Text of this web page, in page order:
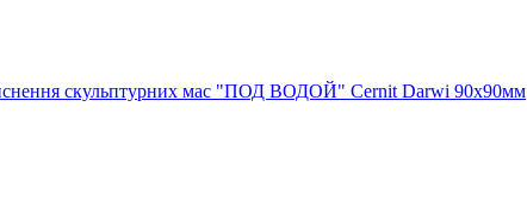
скульптурних мас "ПОД ВОДОЙ" Cernit Darwi 90х90мм